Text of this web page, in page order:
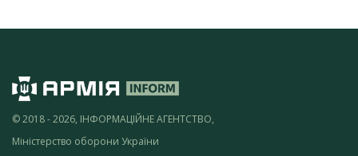
© 2018 - 2026, ІНФОРМАЦІЙНЕ АГЕНТСТВО,
Міністерство оборони України